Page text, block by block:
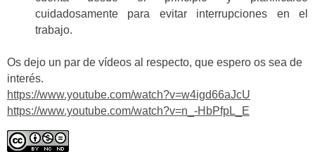
cuidadosamente para evitar interrupciones en el
trabajo.
Os dejo un par de vídeos al respecto, que espero os sea de
interés.
https://www.youtube.com/watch?v=w4igd66aJcU
https://www.youtube.com/watch?v=n_-HbPfpL_E